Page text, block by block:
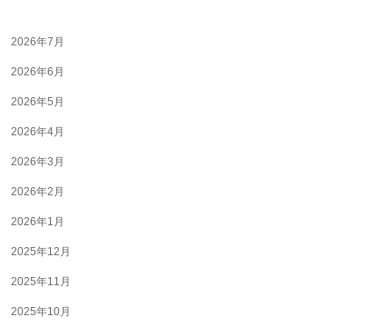
2026年7月
2026年6月
2026年5月
2026年4月
2026年3月
2026年2月
2026年1月
2025年12月
2025年11月
2025年10月